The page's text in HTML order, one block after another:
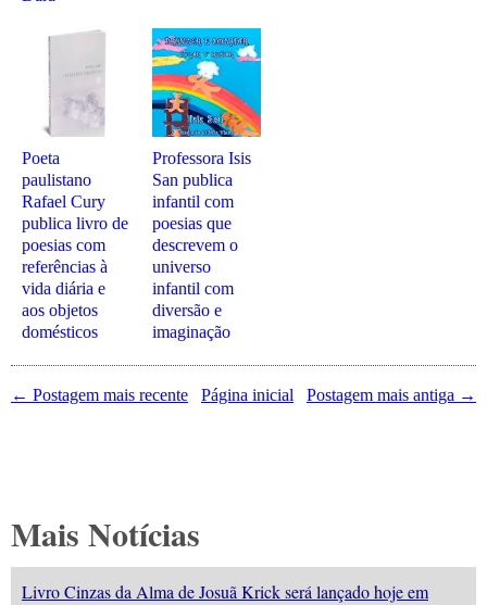
Poeta
paulistano
Rafael Cury
publica livro de
poesias com
referências à
vida diária e
aos objetos
domésticos
Professora Isis
San publica
infantil com
poesias que
descrevem o
universo
infantil com
diversão e
imaginação
← Postagem mais recente Postagem mais antiga →
Página inicial
Mais Notícias
Livro Cinzas da Alma de Josuã Krick será lançado hoje em